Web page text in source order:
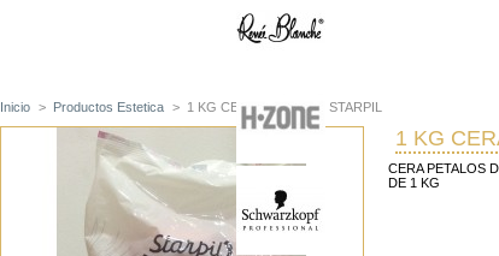
Inicio > Productos Estetica > 1 KG CERA ROSA 4 AB STARPIL
1 KG
CERA PETALOS
DE 1 KG